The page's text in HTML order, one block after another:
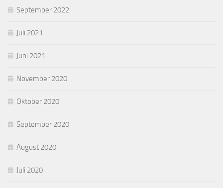
September 2022
Juli 2021
Juni 2021
November 2020
Oktober 2020
September 2020
August 2020
Juli 2020